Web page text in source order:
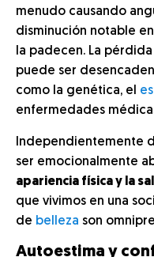
menudo causando
disminución notable
la padecen. La
puede ser
como la genética, el
enfermedades
Independientemente
ser emocionalmente
apariencia física y la
que vivimos en una
de belleza son
Autoestima y